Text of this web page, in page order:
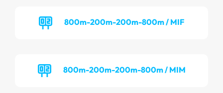
800m-200m-200m-800m / MIF
800m-200m-200m-800m / MIM